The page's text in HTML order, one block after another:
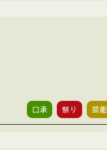
口承 祭り 芸能